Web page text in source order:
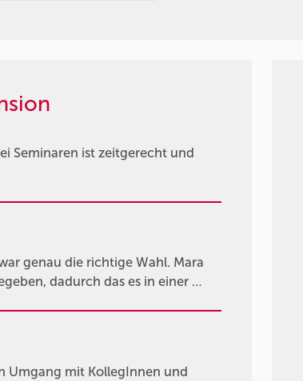
Seminaren ist zeitgerecht und
genau die richtige Wahl. Mara
dadurch das es in einer …
Umgang mit KollegInnen und